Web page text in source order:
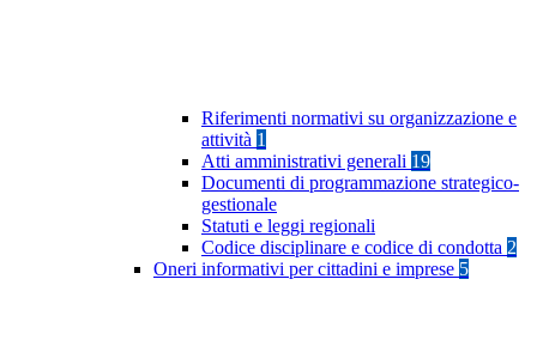
Riferimenti normativi su organizzazione e
attività 1
Atti amministrativi generali 19
Documenti di programmazione strategico-
gestionale
Statuti e leggi regionali
Codice disciplinare e codice di condotta 2
Oneri informativi per cittadini e imprese 5